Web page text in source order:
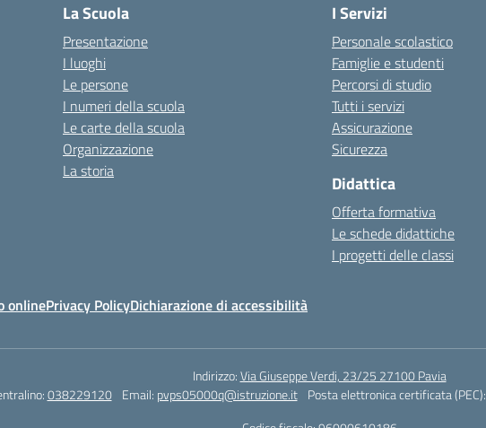
La Scuola
Presentazione
I luoghi
Le persone
I numeri della scuola
Le carte della scuola
Organizzazione
La storia
I Servizi
Personale scolastico
Famiglie e studenti
Percorsi di studio
Tutti i servizi
Assicurazione
Sicurezza
Didattica
Offerta formativa
Le schede didattiche
I progetti delle classi
onlinePrivacy PolicyDichiarazione di accessibilità
Indirizzo:Via Giuseppe Verdi, 23/25 27100 Pavia
038229120 Email: pvps05000q@istruzione.it Posta elettronica certificata (PEC):